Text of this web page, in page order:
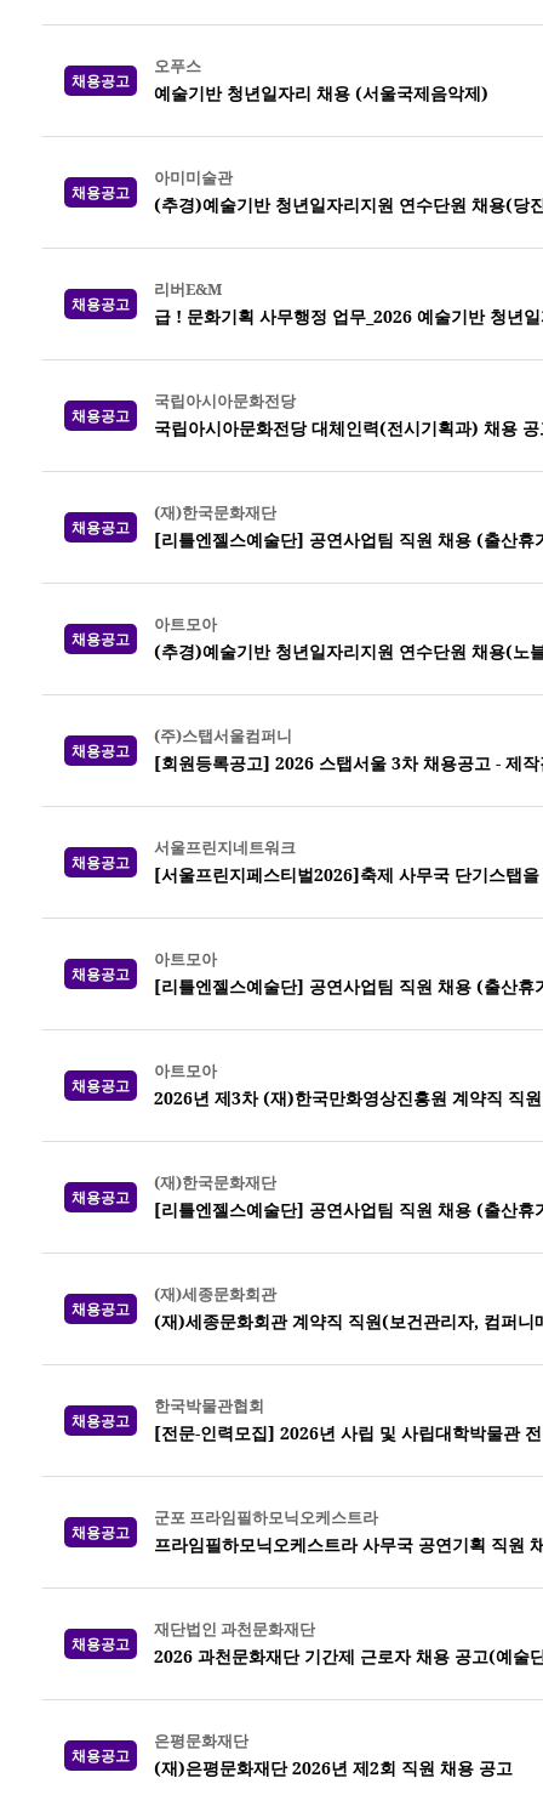
채용공고
오푸스
예술기반 청년일자리 채용 (서울국제음악제)
채용공고
아미미술관
(추경)예술기반 청년일자리지원 연수단원 채용(당
채용공고
리버E&M
급 ! 문화기획 사무행정 업무_2026 예술기반 청년
채용공고
국립아시아문화전당
국립아시아문화전당 대체인력(전시기획과) 채용
채용공고
(재)한국문화재단
[리틀엔젤스예술단] 공연사업팀 직원 채용 (출산휴
채용공고
아트모아
(추경)예술기반 청년일자리지원 연수단원 채용(노
채용공고
(주)스탭서울컴퍼니
[회원등록공고] 2026 스탭서울 3차 채용공고 - 제
채용공고
서울프린지네트워크
[서울프린지페스티벌2026]축제 사무국 단기스탭
채용공고
아트모아
[리틀엔젤스예술단] 공연사업팀 직원 채용 (출산휴
채용공고
아트모아
2026년 제3차 (재)한국만화영상진흥원 계약직 직
채용공고
(재)한국문화재단
[리틀엔젤스예술단] 공연사업팀 직원 채용 (출산휴
채용공고
(재)세종문화회관
(재)세종문화회관 계약직 직원(보건관리자, 컴퍼
채용공고
한국박물관협회
[전문-인력모집] 2026년 사립 및 사립대학박물관
채용공고
군포 프라임필하모닉오케스트라
프라임필하모닉오케스트라 사무국 공연기획 직원
채용공고
재단법인 과천문화재단
2026 과천문화재단 기간제 근로자 채용 공고(예술
채용공고
은평문화재단
(재)은평문화재단 2026년 제2회 직원 채용 공고